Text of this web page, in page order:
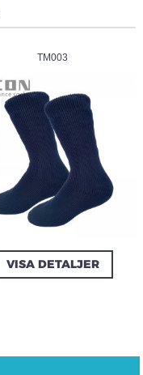
TM003
VISA DETALJER